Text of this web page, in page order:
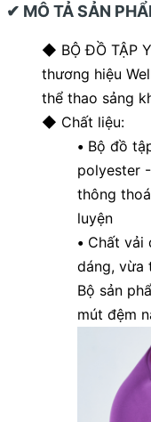
✔ MÔ TẢ SẢN
◆ BỘ ĐỒ TẬP
thương hiệu
thể thao sảng
◆ Chất liệu:
• Bộ đồ
polyester
thông
luyện
• Chất vải
dáng, vừa
Bộ sản
mút đệm